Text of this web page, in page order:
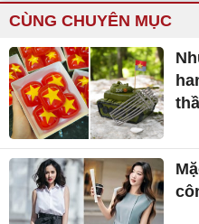
CÙNG CHUYÊN MỤC